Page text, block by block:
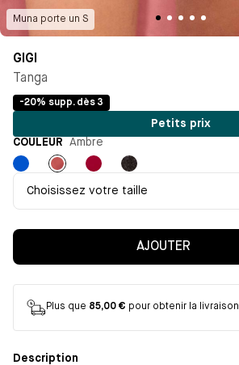
Muna porte un S
GIGI
Tanga
-20% supp. dès 3
Petits prix
COULEUR
Ambre
Bleu
Klein
Ambre Pomme
d'amour
Noir
Choisissez votre taille
AJOUTER
Plus que 85,00 € pour obtenir la livraison
Description